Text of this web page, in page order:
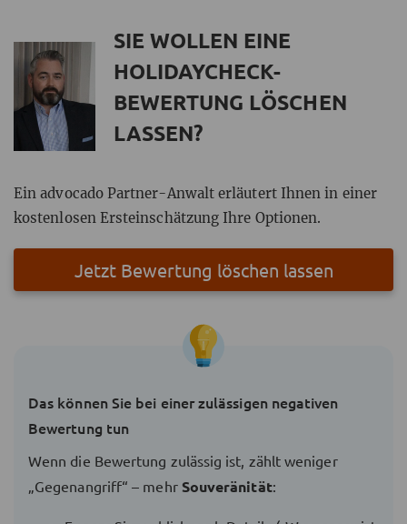
SIE WOLLEN EINE
HOLIDAYCHECK-
BEWERTUNG LÖSCHEN
LASSEN?
Ein advocado Partner-Anwalt erläutert Ihnen in einer
kostenlosen Ersteinschätzung Ihre Optionen.
Jetzt Bewertung löschen lassen
Das können Sie bei einer zulässigen negativen
Bewertung tun
Wenn die Bewertung zulässig ist, zählt weniger
„Gegenangriff“ – mehr Souveränität: